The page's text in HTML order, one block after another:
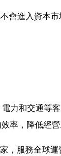
會進入資本
力和交通等
率，降低經營
，服務全球